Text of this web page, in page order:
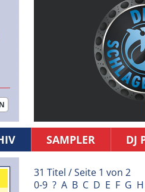
SAMPLER DJ
31 Titel / Seite 1 von 2
0-9 ? A B C D E F G H